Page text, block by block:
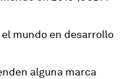
mundo en desarrollo
alguna marca